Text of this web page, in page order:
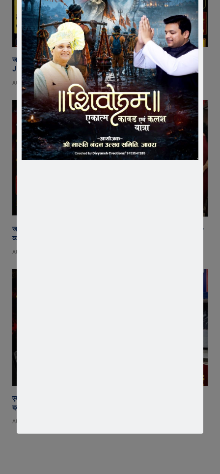
जावरा की माइलस्टोन अकैडमी का शानदार प्रदर्शन, 2 छात्र NEET और 2 छात्र
JEE में चयनित
AUGUST 7, 2026
जावरा SDM कार्यालय पहुंचे रतलाम कलेक्टर अजय कटेसरिया, रिकॉर्ड और कानून-
व्यवस्था की तैयारियों का किया निरीक्षण
AUGUST 7, 2026
एमडी ड्रग्स पर बड़ी कार्रवाई : पिपलोदा पुलिस ने 15 ग्राम एमडी के साथ युवक को
दबोचा
AUGUST 7, 2026